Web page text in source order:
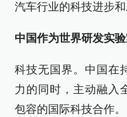
汽车行业的科技进步和
中国作为世界研发实
科技无国界。中国在
力的同时，主动融入
包容的国际科技合作。